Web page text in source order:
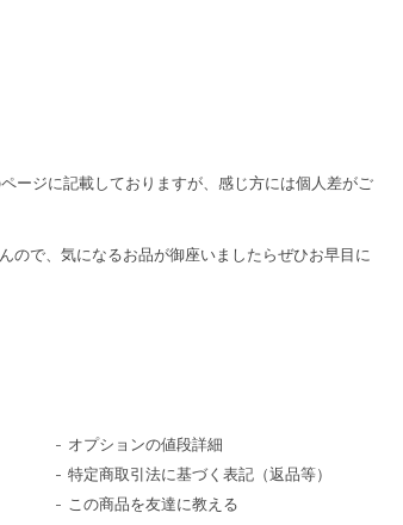
ージに記載しておりますが、感じ方には個人差がご
ので、気になるお品が御座いましたらぜひお早目に
オプションの値段詳細
特定商取引法に基づく表記（返品等）
この商品を友達に教える